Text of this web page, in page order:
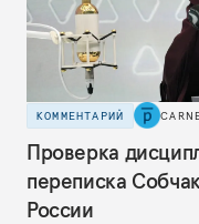
КОММЕНТАРИЙ
Проверка
переписка
России